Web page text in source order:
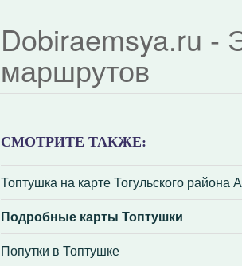
Dobiraemsya.ru -
маршрутов
СМОТРИТЕ ТАКЖЕ:
Топтушка на карте Тогульского района
Подробные карты Топтушки
Попутки в Топтушке